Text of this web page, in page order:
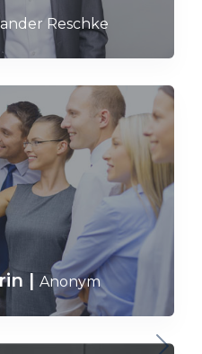
Reschke
| Anonym